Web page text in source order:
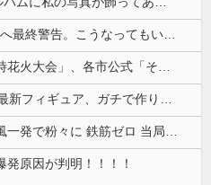
発原因が判明！！！！